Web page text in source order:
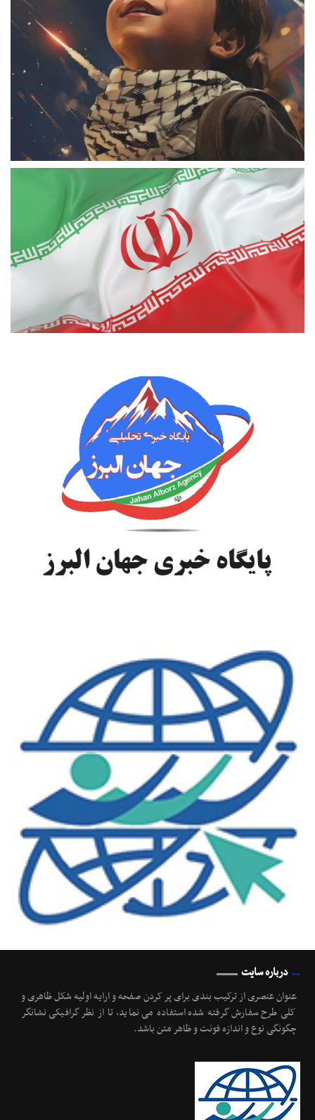
درباره سایت
عنوان عنصری از ترکیب بندی برای پر کردن صفحه و ارایه اولیه شکل ظاهری و
کلی طرح سفارش گرفته شده استفاده می نماید، تا از نظر گرافیکی نشانگر
چگونگی نوع و اندازه فونت و ظاهر متن باشد.